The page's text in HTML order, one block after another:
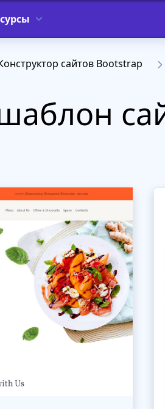
сайтов Bootstrap